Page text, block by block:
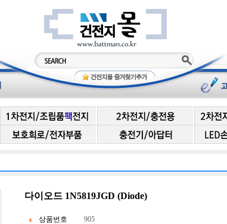
다이오드 1N5819JGD (Diode)
상품번호
905